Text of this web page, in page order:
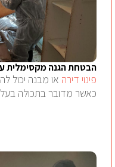
הבטחת הגנה מקסימלית
פינוי דירה או מבנה יכול
כאשר מדובר בתכולה